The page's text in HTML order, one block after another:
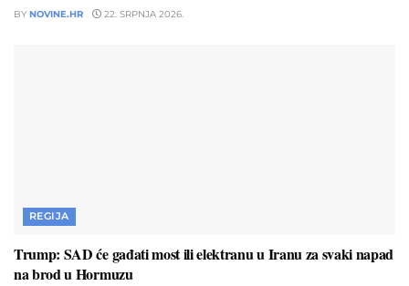
BY NOVINE.HR 22. SRPNJA 2026.
REGIJA
Trump: SAD će gađati most ili elektranu u Iranu za svaki napad
na brod u Hormuzu